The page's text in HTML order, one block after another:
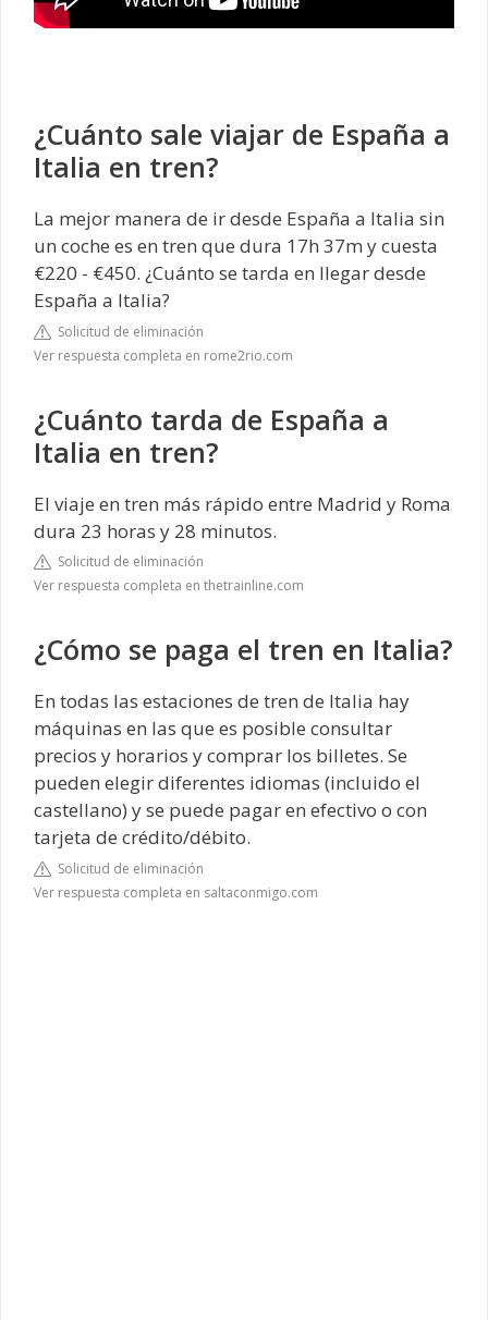
¿Cuánto sale viajar de España a
Italia en tren?
La mejor manera de ir desde España a Italia sin
un coche es en tren que dura 17h 37m y cuesta
€220 - €450. ¿Cuánto se tarda en llegar desde
España a Italia?
Solicitud de eliminación
Ver respuesta completa en rome2rio.com
¿Cuánto tarda de España a
Italia en tren?
El viaje en tren más rápido entre Madrid y Roma
dura 23 horas y 28 minutos.
Solicitud de eliminación
Ver respuesta completa en thetrainline.com
¿Cómo se paga el tren en Italia?
En todas las estaciones de tren de Italia hay
máquinas en las que es posible consultar
precios y horarios y comprar los billetes. Se
pueden elegir diferentes idiomas (incluido el
castellano) y se puede pagar en efectivo o con
tarjeta de crédito/débito.
Solicitud de eliminación
Ver respuesta completa en saltaconmigo.com